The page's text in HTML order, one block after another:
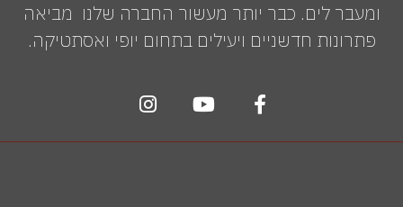
ומעבר לים. כבר יותר מעשור החברה שלנו מביאה
פתרונות חדשניים ויעילים בתחום יופי ואסתטיקה.